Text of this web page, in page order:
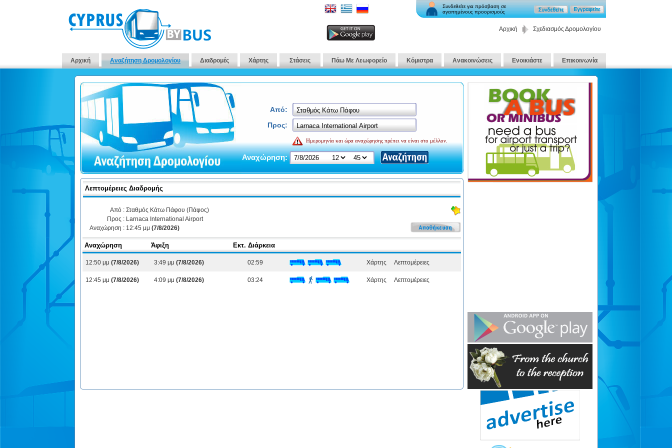
Συνδεθείτε για πρόσβαση σε
αγαπημένους προορισμούς
Αρχική Σχεδιασμός Δρομολογίου
Αρχική Αναζήτηση Δρομολογίου Διαδρομές Χάρτης Στάσεις Πάω Με Λεωφορείο Κόμιστρα Ανακοινώσεις Ενοικιάστε Επικοινωνία
Από:
Προς:
Ημερομηνία και ώρα αναχώρησης πρέπει να είναι στο μέλλον.
Αναχώρηση:
Λεπτομέρειες Διαδρομής
Από : Σταθμός Κάτω Πάφου (Πάφος)
Προς : Larnaca International Airport
Αναχώρηση : 12:45 μμ (7/8/2026)
Αναχώρηση Άφιξη Εκτ. Διάρκεια
12:50 μμ (7/8/2026) 3:49 μμ (7/8/2026) 02:59 Χάρτης Λεπτομέρειες
12:45 μμ (7/8/2026) 4:09 μμ (7/8/2026) 03:24 Χάρτης Λεπτομέρειες